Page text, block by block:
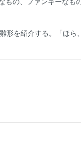
形を紹介する。「ほら、